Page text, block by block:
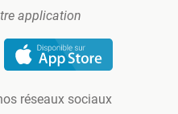
application
réseaux sociaux